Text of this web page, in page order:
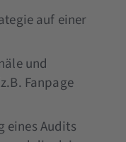
auf einer
und
Fanpage
eines Audits